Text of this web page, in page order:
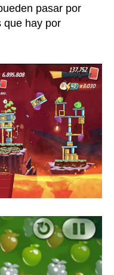
pasar por
que hay por